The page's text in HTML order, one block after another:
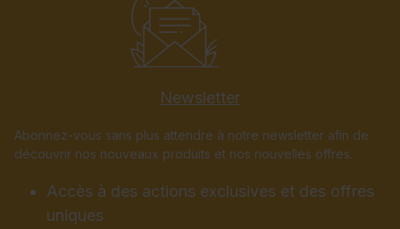
Newsletter
Abonnez-vous sans plus attendre à notre newsletter afin de
découvrir nos nouveaux produits et nos nouvelles offres.
Accès à des actions exclusives et des offres
uniques